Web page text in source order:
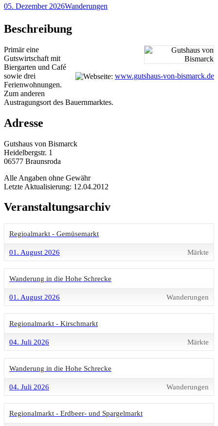
05. Dezember 2026Wanderungen
Beschreibung
www.gutshaus-von-bismarck.de
Primär eine
Gutswirtschaft mit
Biergarten und Café
sowie drei
Ferienwohnungen.
Zum anderen
Austragungsort des Bauernmarktes.
Adresse
Gutshaus von Bismarck
Heidelbergstr. 1
06577 Braunsroda
Alle Angaben ohne Gewähr
Letzte Aktualisierung: 12.04.2012
Veranstaltungsarchiv
Regioalmarkt - Gemüsemarkt
01. August 2026 Märkte
Wanderung in die Hohe Schrecke
01. August 2026 Wanderungen
Regionalmarkt - Kirschmarkt
04. Juli 2026 Märkte
Wanderung in die Hohe Schrecke
04. Juli 2026 Wanderungen
Regionalmarkt - Erdbeer- und Spargelmarkt